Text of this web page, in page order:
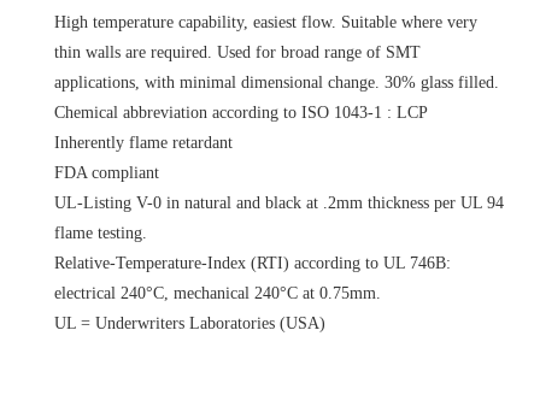
High temperature capability, easiest flow. Suitable where very
thin walls are required. Used for broad range of SMT
applications, with minimal dimensional change. 30% glass filled.
Chemical abbreviation according to ISO 1043-1 : LCP
Inherently flame retardant
FDA compliant
UL-Listing V-0 in natural and black at .2mm thickness per UL 94
flame testing.
Relative-Temperature-Index (RTI) according to UL 746B:
electrical 240°C, mechanical 240°C at 0.75mm.
UL = Underwriters Laboratories (USA)